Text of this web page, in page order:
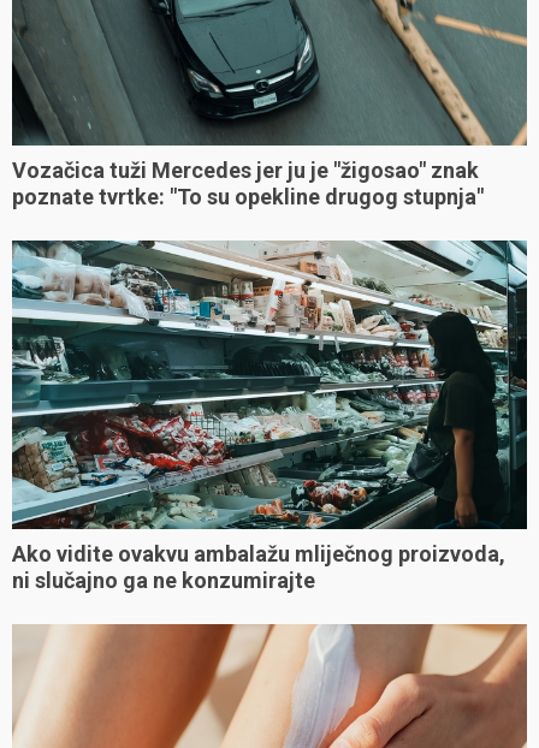
Vozačica tuži Mercedes jer ju je "žigosao" znak
poznate tvrtke: "To su opekline drugog stupnja"
Ako vidite ovakvu ambalažu mliječnog proizvoda,
ni slučajno ga ne konzumirajte